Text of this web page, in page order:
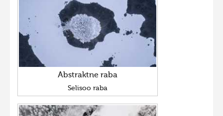
Abstraktne raba
Selisoo raba